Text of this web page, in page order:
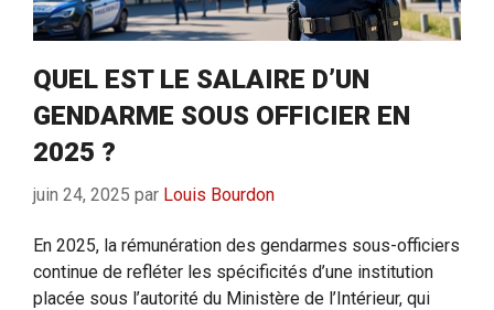
QUEL EST LE SALAIRE D’UN
GENDARME SOUS OFFICIER EN
2025 ?
juin 24, 2025 par Louis Bourdon
En 2025, la rémunération des gendarmes sous-officiers
continue de refléter les spécificités d’une institution
placée sous l’autorité du Ministère de l’Intérieur, qui